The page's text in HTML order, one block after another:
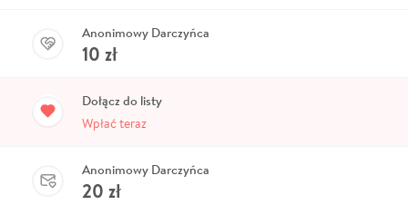
Anonimowy Darczyńca
10 zł
Dołącz do listy
Wpłać teraz
Anonimowy Darczyńca
20 zł